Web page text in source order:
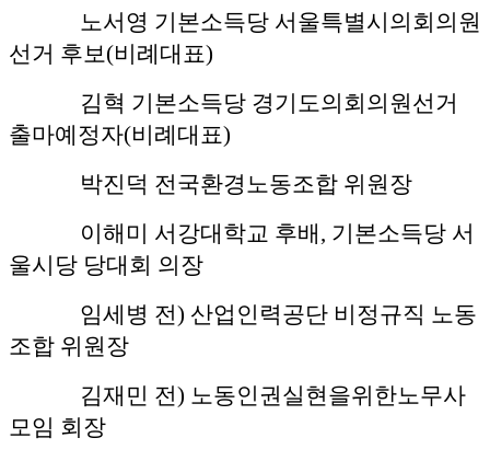
노서영 기본소득당 서울특별시의회의원
선거 후보(비례대표)
김혁 기본소득당 경기도의회의원선거
출마예정자(비례대표)
박진덕 전국환경노동조합 위원장
이해미 서강대학교 후배, 기본소득당 서
울시당 당대회 의장
임세병 전) 산업인력공단 비정규직 노동
조합 위원장
김재민 전) 노동인권실현을위한노무사
모임 회장